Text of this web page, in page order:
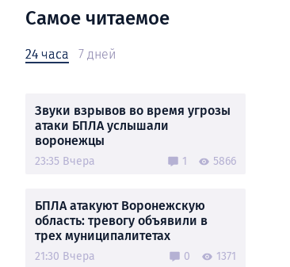
Самое читаемое
24 часа 7 дней
Звуки взрывов во время угрозы
атаки БПЛА услышали
воронежцы
23:35 Вчера 1 5866
БПЛА атакуют Воронежскую
область: тревогу объявили в
трех муниципалитетах
21:30 Вчера 0 1371